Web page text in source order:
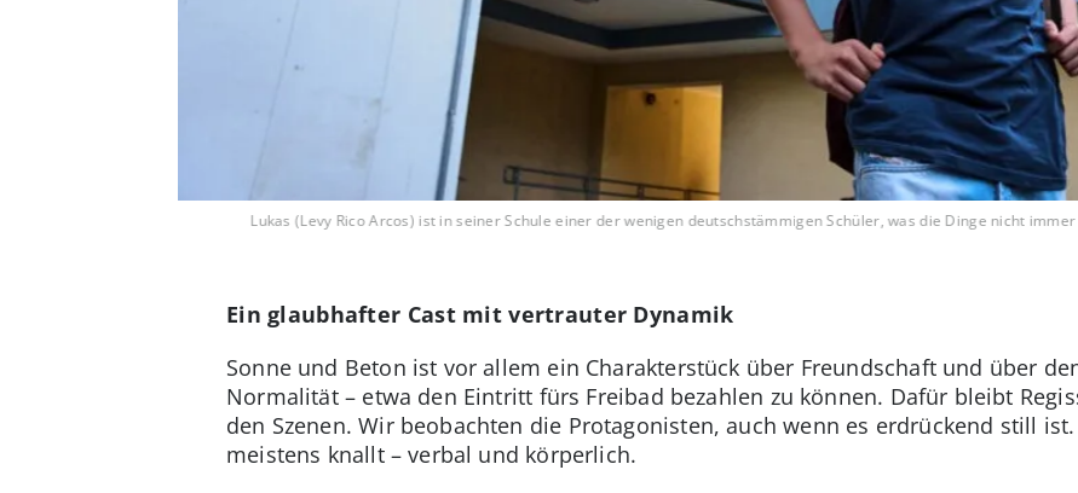
Lukas (Levy Rico Arcos) ist in seiner Schule einer der wenigen deutschstämmigen Schüler, was die Dinge nicht
Ein glaubhafter Cast mit vertrauter Dynamik
Sonne und Beton ist vor allem ein Charakterstück über Freundschaft und über
Normalität – etwa den Eintritt fürs Freibad bezahlen zu können. Dafür bleibt
den Szenen. Wir beobachten die Protagonisten, auch wenn es erdrückend still
meistens knallt – verbal und körperlich.